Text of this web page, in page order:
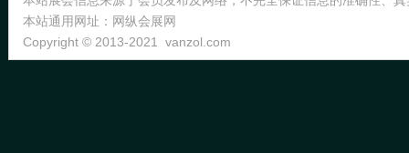
本站通用网址： 网纵会展网
Copyright © 2013-2021 vanzol.com